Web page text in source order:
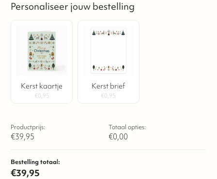
Personaliseer jouw bestelling
Kerst kaartje
€0,95
Kerst brief
€0,95
Productprijs:
€39,95
Totaal opties:
€0,00
Bestelling totaal:
€39,95